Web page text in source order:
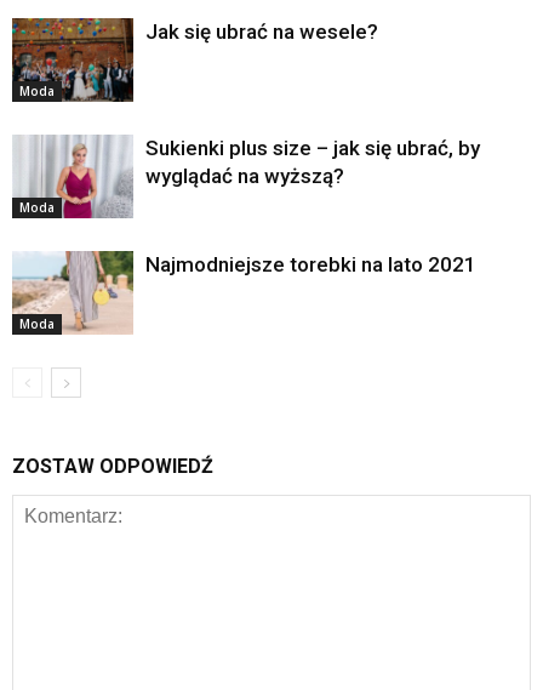
Moda
Jak się ubrać na wesele?
Moda
Sukienki plus size – jak się ubrać, by
wyglądać na wyższą?
Moda
Najmodniejsze torebki na lato 2021
ZOSTAW ODPOWIEDŹ